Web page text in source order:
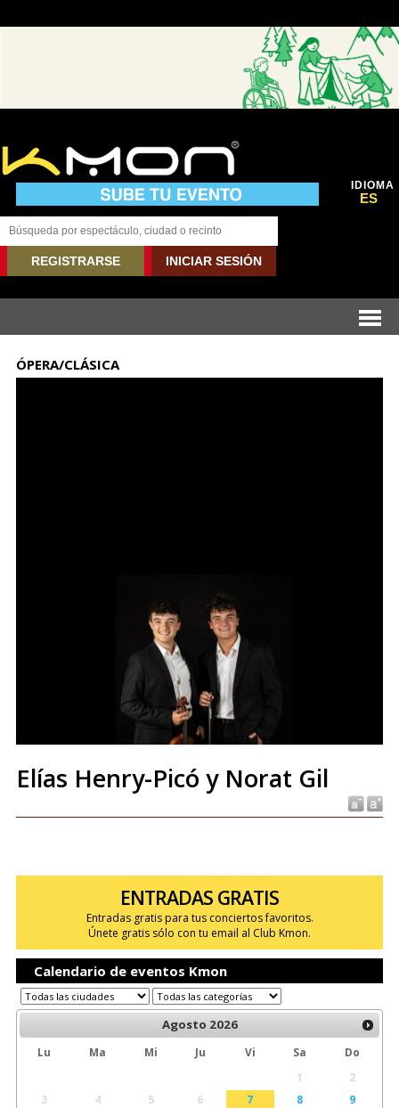
IDIOMA
ES
REGISTRARSE INICIAR SESIÓN
ÓPERA/CLÁSICA
Elías Henry-Picó y Norat Gil
ENTRADAS GRATIS
Entradas gratis para tus conciertos favoritos.
Únete gratis sólo con tu email al Club Kmon.
Calendario de eventos Kmon
Agosto 2026
Lu Ma Mi Ju Vi Sa
Do
1
2
3
4 5 6 7 8
9